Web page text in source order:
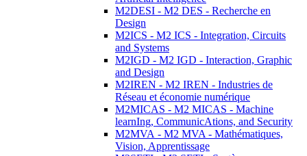
M2DESI - M2 DES - Recherche en
Design
M2ICS - M2 ICS - Integration, Circuits
and Systems
M2IGD - M2 IGD - Interaction, Graphic
and Design
M2IREN - M2 IREN - Industries de
Réseau et économie numérique
M2MICAS - M2 MICAS - Machine
learnIng, CommunicAtions, and Security
M2MVA - M2 MVA - Mathématiques,
Vision, Apprentissage